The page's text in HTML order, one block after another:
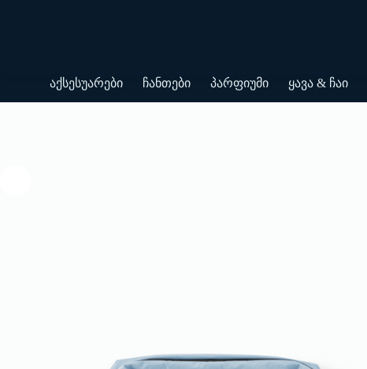
აქსესუარები ჩანთები პარფიუმი ყავა & ჩაი